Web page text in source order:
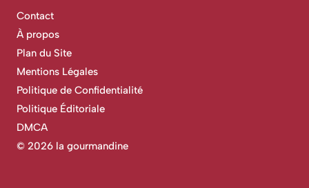
© 2026 la gourmandine
Contact
À propos
Plan du Site
Mentions Légales
Politique de Confidentialité
Politique Éditoriale
DMCA